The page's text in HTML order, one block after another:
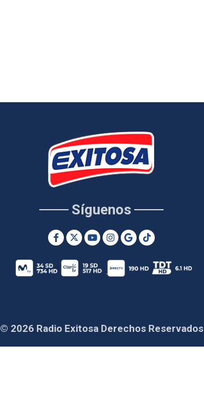
Síguenos
© 2026 Radio Exitosa Derechos Reservados